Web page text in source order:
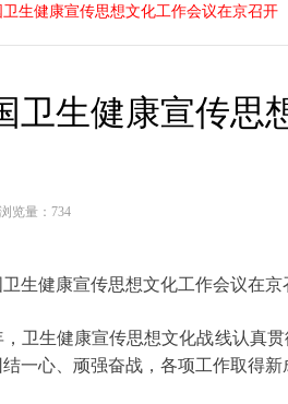
卫生健康宣传思
卫生健康宣传思想文化工作会议在
卫生健康宣传思想文化战线认真
一心、顽强奋战，各项工作取得新
浏览量： 734
卫生健康宣传思想文化工作会议在京召开